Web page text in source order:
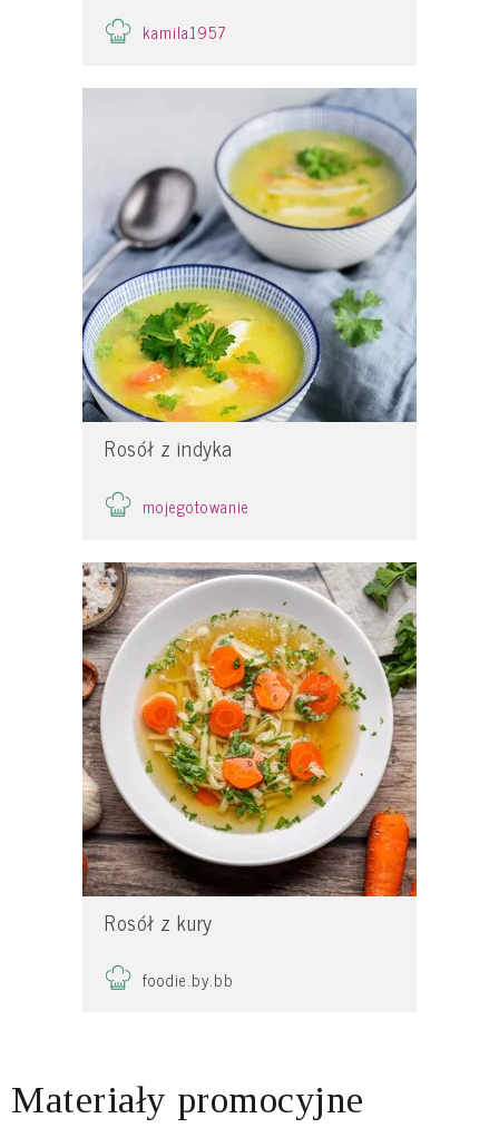
kamila1957
Rosół z indyka
mojegotowanie
Rosół z kury
foodie.by.bb
Materiały promocyjne